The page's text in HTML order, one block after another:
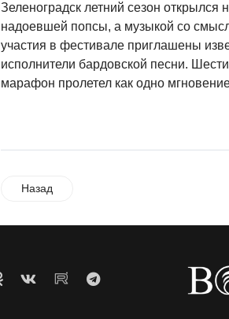
Зеленоградск летний сезон открылся
надоевшей попсы, а музыкой со
участия в фестивале приглашены
исполнители бардовской песни.
марафон пролетел как одно
Назад